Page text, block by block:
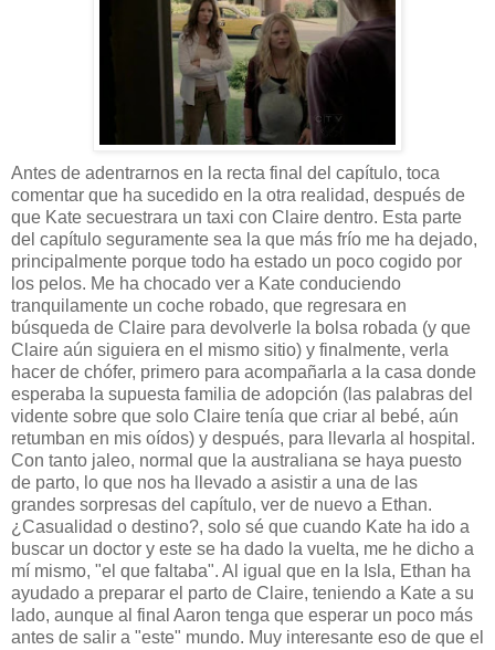
Antes de adentrarnos en la recta final del capítulo, toca
comentar que ha sucedido en la otra realidad, después de
que Kate secuestrara un taxi con Claire dentro. Esta parte
del capítulo seguramente sea la que más frío me ha dejado,
principalmente porque todo ha estado un poco cogido por
los pelos. Me ha chocado ver a Kate conduciendo
tranquilamente un coche robado, que regresara en
búsqueda de Claire para devolverle la bolsa robada (y que
Claire aún siguiera en el mismo sitio) y finalmente, verla
hacer de chófer, primero para acompañarla a la casa donde
esperaba la supuesta familia de adopción (las palabras del
vidente sobre que solo Claire tenía que criar al bebé, aún
retumban en mis oídos) y después, para llevarla al hospital.
Con tanto jaleo, normal que la australiana se haya puesto
de parto, lo que nos ha llevado a asistir a una de las
grandes sorpresas del capítulo, ver de nuevo a Ethan.
¿Casualidad o destino?, solo sé que cuando Kate ha ido a
buscar un doctor y este se ha dado la vuelta, me he dicho a
mí mismo, "el que faltaba". Al igual que en la Isla, Ethan ha
ayudado a preparar el parto de Claire, teniendo a Kate a su
lado, aunque al final Aaron tenga que esperar un poco más
antes de salir a "este" mundo. Muy interesante eso de que el